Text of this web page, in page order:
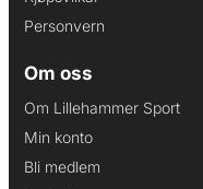
Personvern
Om oss
Om Lillehammer Sport
Min konto
Bli medlem